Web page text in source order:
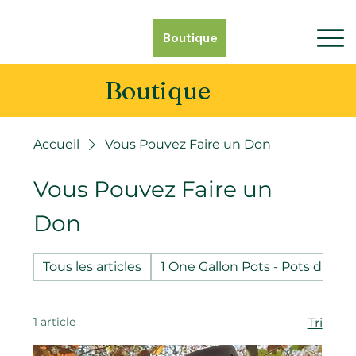
Boutique
Boutique
Accueil Vous Pouvez Faire un Don
Vous Pouvez Faire un
Don
Tous les articles 1 One Gallon Pots - Pots d'un
1 article Tri